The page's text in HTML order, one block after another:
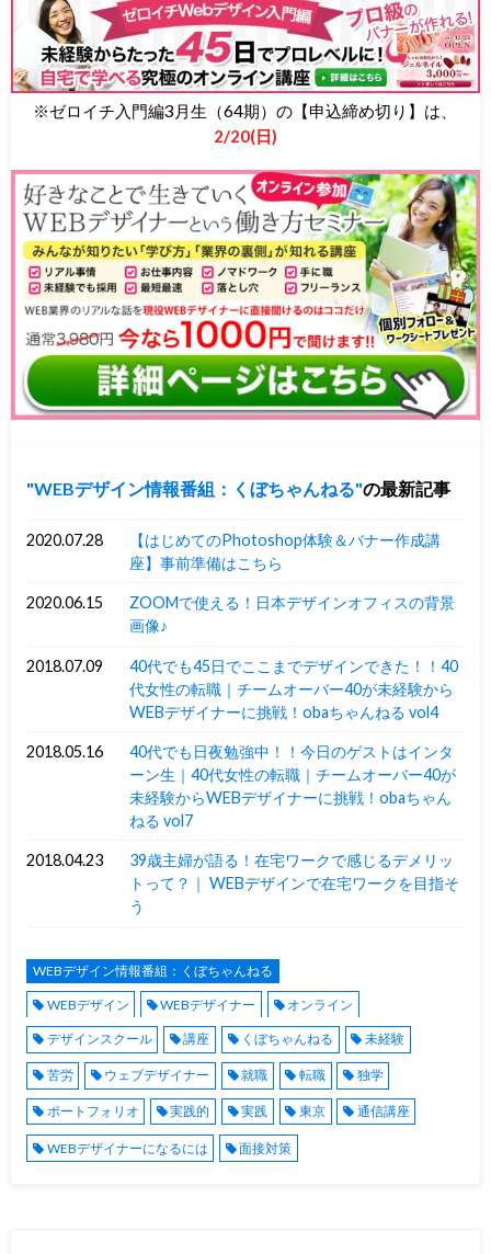
※ゼロイチ入門編3月生（64期）の【申込締め切り】は、
2/20(日)
WEBデザイン情報番組：くぼちゃんねる の最新記事
2020.07.28
【はじめてのPhotoshop体験＆バナー作成講
座】事前準備はこちら
2020.06.15
ZOOMで使える！日本デザインオフィスの背景
画像♪
2018.07.09
40代でも45日でここまでデザインできた！！40
代女性の転職｜チームオーバー40が未経験から
WEBデザイナーに挑戦！obaちゃんねる vol4
2018.05.16
40代でも日夜勉強中！！今日のゲストはインタ
ーン生｜40代女性の転職｜チームオーバー40が
未経験からWEBデザイナーに挑戦！obaちゃん
ねる vol7
2018.04.23
39歳主婦が語る！在宅ワークで感じるデメリッ
トって？｜ WEBデザインで在宅ワークを目指そ
う
WEBデザイン情報番組：くぼちゃんねる
WEBデザイン
WEBデザイナー オンライン
デザインスクール 講座 くぼちゃんねる 未経験
苦労 ウェブデザイナー 就職 転職 独学
ポートフォリオ 実践的 実践 東京 通信講座
WEBデザイナーになるには 面接対策